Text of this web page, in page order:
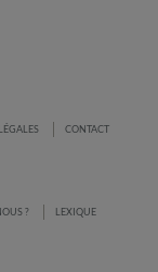
CONTACT
? LEXIQUE